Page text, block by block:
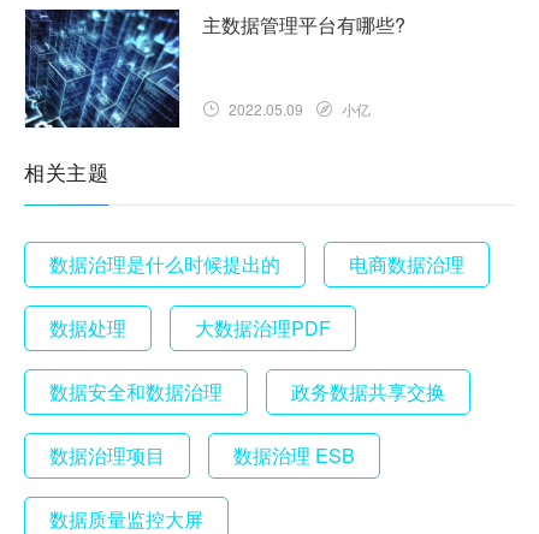
主数据管理平台有哪些?
2022.05.09 小亿
相关主题
数据治理是什么时候提出的 电商数据治理
数据处理 大数据治理PDF
数据安全和数据治理 政务数据共享交换
数据治理项目 数据治理 ESB
数据质量监控大屏